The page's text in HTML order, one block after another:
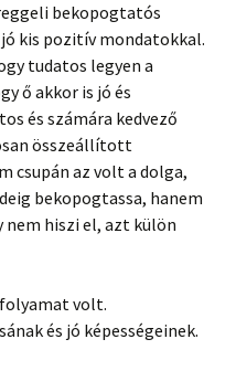
bekopogtatós
kis pozitív mondatokkal.
tudatos legyen a
ő akkor is jó és
és számára kedvező
összeállított
csupán az volt a dolga,
bekopogtassa, hanem
nem hiszi el, azt külön
folyamat volt.
és jó képességeinek.